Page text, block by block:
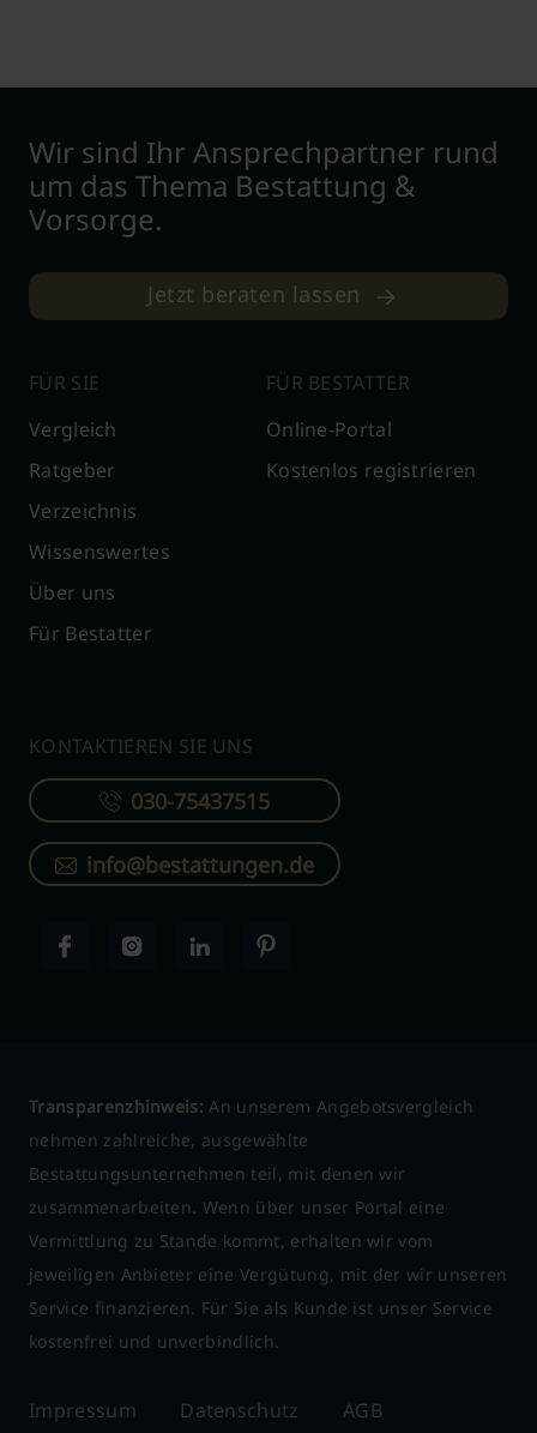
Wir sind Ihr Ansprechpartner rund
um das Thema Bestattung &
Vorsorge.
Jetzt beraten lassen
FÜR SIE
Vergleich
Ratgeber
Verzeichnis
Wissenswertes
Über uns
Für Bestatter
FÜR BESTATTER
Online-Portal
Kostenlos registrieren
KONTAKTIEREN SIE UNS
030-75437515
info@bestattungen.de
Transparenzhinweis: An unserem Angebotsvergleich
nehmen zahlreiche, ausgewählte
Bestattungsunternehmen teil, mit denen wir
zusammenarbeiten. Wenn über unser Portal eine
Vermittlung zu Stande kommt, erhalten wir vom
jeweiligen Anbieter eine Vergütung, mit der wir unseren
Service finanzieren. Für Sie als Kunde ist unser Service
kostenfrei und unverbindlich.
Impressum Datenschutz AGB